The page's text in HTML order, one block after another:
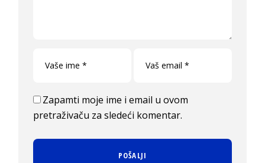
Zapamti moje ime i email u ovom
pretraživaču za sledeći komentar.